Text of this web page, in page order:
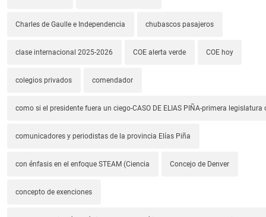
Charles de Gaulle e Independencia chubascos pasajeros
clase internacional 2025-2026 COE alerta verde COE hoy
colegios privados comendador
como si el presidente fuera un ciego-CASO DE ELIAS PIÑA-primera legislatura
comunicadores y periodistas de la provincia Elías Piña
con énfasis en el enfoque STEAM (Ciencia Concejo de Denver
concepto de exenciones